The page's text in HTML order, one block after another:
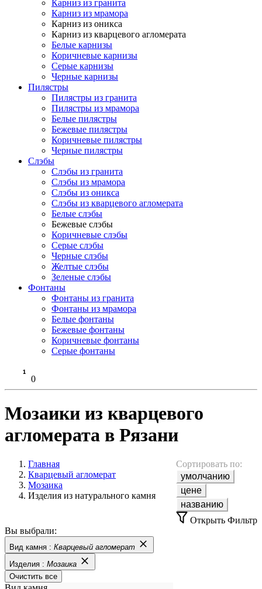
Карниз из гранита
Карниз из мрамора
Карниз из оникса
Карниз из кварцевого агломерата
Белые карнизы
Коричневые карнизы
Серые карнизы
Черные карнизы
Пилястры
Пилястры из гранита
Пилястры из мрамора
Белые пилястры
Бежевые пилястры
Коричневые пилястры
Черные пилястры
Слэбы
Слэбы из гранита
Слэбы из мрамора
Слэбы из оникса
Слэбы из кварцевого агломерата
Белые слэбы
Бежевые слэбы
Коричневые слэбы
Серые слэбы
Черные слэбы
Желтые слэбы
Зеленые слэбы
Фонтаны
Фонтаны из гранита
Фонтаны из мрамора
Белые фонтаны
Бежевые фонтаны
Коричневые фонтаны
Серые фонтаны
0
Мозаики из кварцевого
агломерата в Рязани
Главная
Кварцевый агломерат
Мозаика
Изделия из натурального камня
Сортировать по:
умолчанию
цене
названию
Открыть Фильтр
Вы выбрали:
Вид камня : Кварцевый агломерат
Изделия : Мозаика
Очистить все